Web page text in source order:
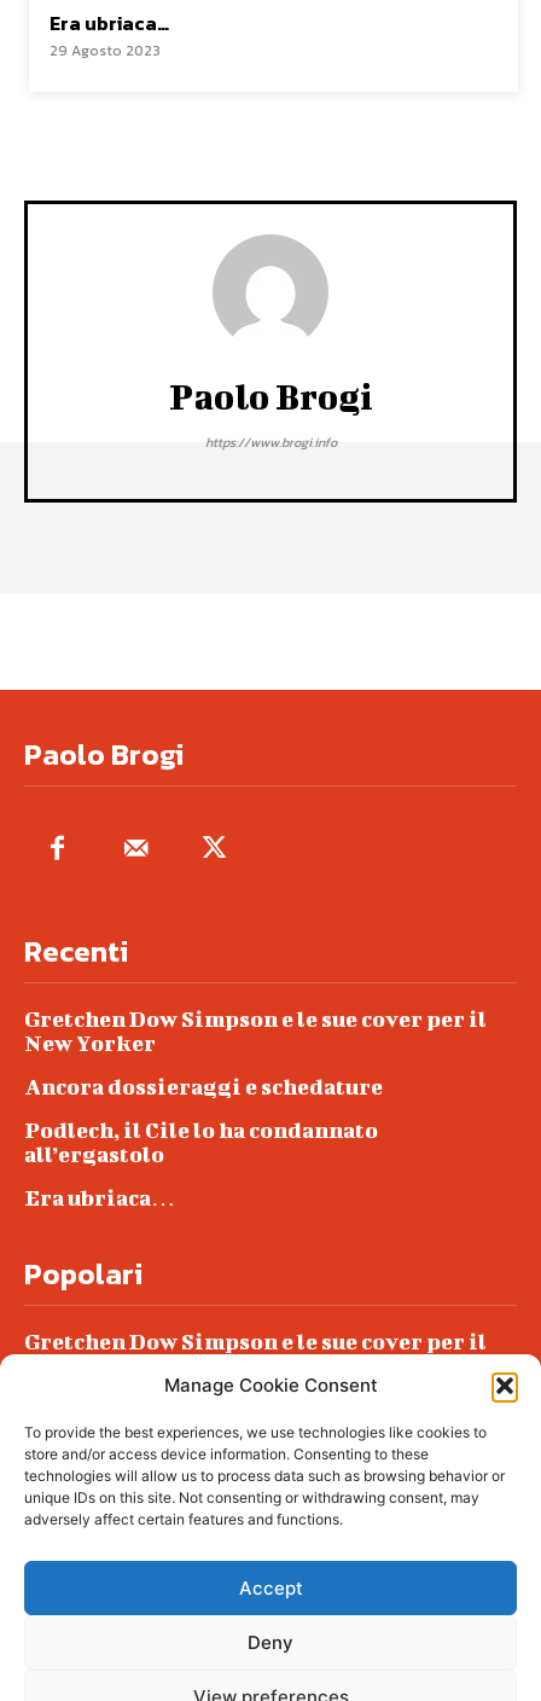
Manage Cookie Consent
To provide the best experiences, we use technologies like cookies to
store and/or access device information. Consenting to these
technologies will allow us to process data such as browsing behavior or
unique IDs on this site. Not consenting or withdrawing consent, may
adversely affect certain features and functions.
Accept
Deny
View preferences
Era ubriaca…
29 Agosto 2023
Paolo Brogi
https://www.brogi.info
Paolo Brogi
Recenti
Gretchen Dow Simpson e le sue cover per il
New Yorker
Ancora dossieraggi e schedature
Podlech, il Cile lo ha condannato
all’ergastolo
Era ubriaca…
Popolari
Gretchen Dow Simpson e le sue cover per il
Podlech, il Cile lo ha condannato
all’ergastolo
Era ubriaca…
© tagDiv - All rights reserved. Made with
complete News Portal about living, lifestyle,